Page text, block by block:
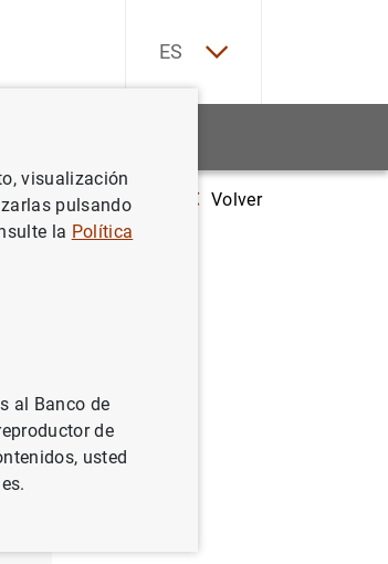
ES
memorando de entendimiento sobre entidades que
Volver
visualización
pulsando
la Política
al Banco de
de
usted